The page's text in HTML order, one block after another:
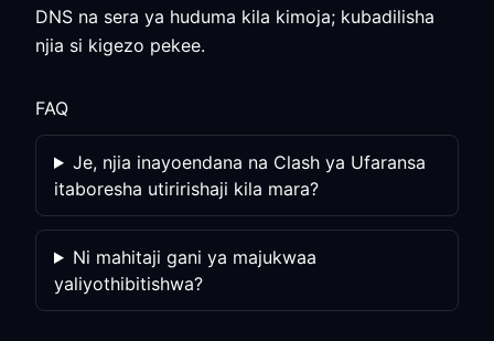
DNS na sera ya huduma kila kimoja; kubadilisha
njia si kigezo pekee.
FAQ
Je, njia inayoendana na Clash ya Ufaransa
itaboresha utiririshaji kila mara?
Ni mahitaji gani ya majukwaa
yaliyothibitishwa?